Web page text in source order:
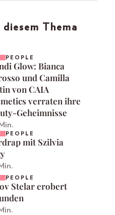
Thema
PEOPLE
Glow: Bianca
und Camilla
von CAIA
verraten ihre
Geheimnisse
PEOPLE
mit Szilvia
PEOPLE
Stelar erobert